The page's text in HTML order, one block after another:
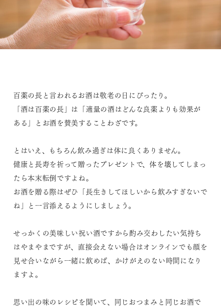
百薬の長と言われるお酒は敬老の日にぴったり。
「酒は百薬の長」は「適量の酒はどんな良薬よりも効果が
ある」とお酒を賛美することわざです。
とはいえ、もちろん飲み過ぎは体に良くありません。
健康と長寿を祈って贈ったプレゼントで、体を壊してしまっ
たら本末転倒ですよね。
お酒を贈る際はぜひ「長生きしてほしいから飲みすぎないで
ね」と一言添えるようにしましょう。
せっかくの美味しい祝い酒ですから酌み交わしたい気持ち
はやまやまですが、直接会えない場合はオンラインでも顔を
見せ合いながら一緒に飲めば、かけがえのない時間になり
ますよ。
思い出の味のレシピを聞いて、同じおつまみと同じお酒で